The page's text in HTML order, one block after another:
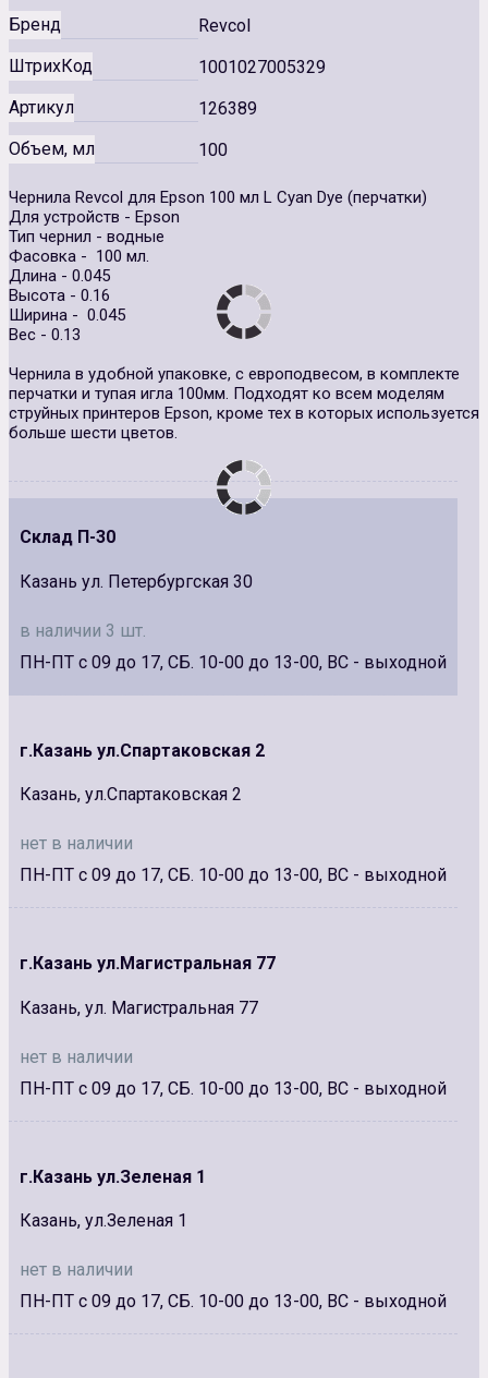
Бренд
Revcol
ШтрихКод
1001027005329
Артикул
126389
Объем, мл
100
Чернила Revcol для Epson 100 мл L Cyan Dye (перчатки)
Для устройств - Epson
Тип чернил - водные
Фасовка - 100 мл.
Длина - 0.045
Высота - 0.16
Ширина - 0.045
Вес - 0.13
Чернила в удобной упаковке, с европодвесом, в комплекте
перчатки и тупая игла 100мм. Подходят ко всем моделям
струйных принтеров Epson, кроме тех в которых используется
больше шести цветов.
Склад П-30
Казань ул. Петербургская 30
в наличии 3 шт.
ПН-ПТ с 09 до 17, СБ. 10-00 до 13-00, ВС - выходной
г.Казань ул.Спартаковская 2
Казань, ул.Спартаковская 2
нет в наличии
ПН-ПТ с 09 до 17, СБ. 10-00 до 13-00, ВС - выходной
г.Казань ул.Магистральная 77
Казань, ул. Магистральная 77
нет в наличии
ПН-ПТ с 09 до 17, СБ. 10-00 до 13-00, ВС - выходной
г.Казань ул.Зеленая 1
Казань, ул.Зеленая 1
нет в наличии
ПН-ПТ с 09 до 17, СБ. 10-00 до 13-00, ВС - выходной